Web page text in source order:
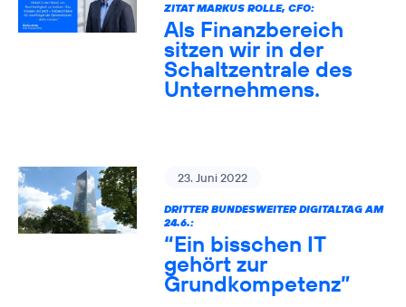
ZITAT MARKUS ROLLE, CFO:
Als Finanzbereich
sitzen wir in der
Schaltzentrale des
Unternehmens.
23. Juni 2022
DRITTER BUNDESWEITER DIGITALTAG AM
24.6.:
“Ein bisschen IT
gehört zur
Grundkompetenz”